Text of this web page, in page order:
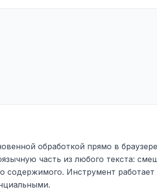
обработкой прямо в
часть из любого текста:
содержимого. Инструмент